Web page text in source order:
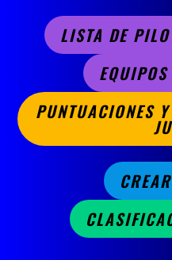
LISTA DE
PUNTUACIONES